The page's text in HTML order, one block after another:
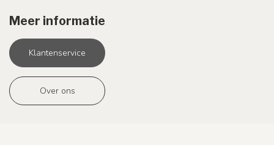
Meer informatie
Klantenservice
Over ons